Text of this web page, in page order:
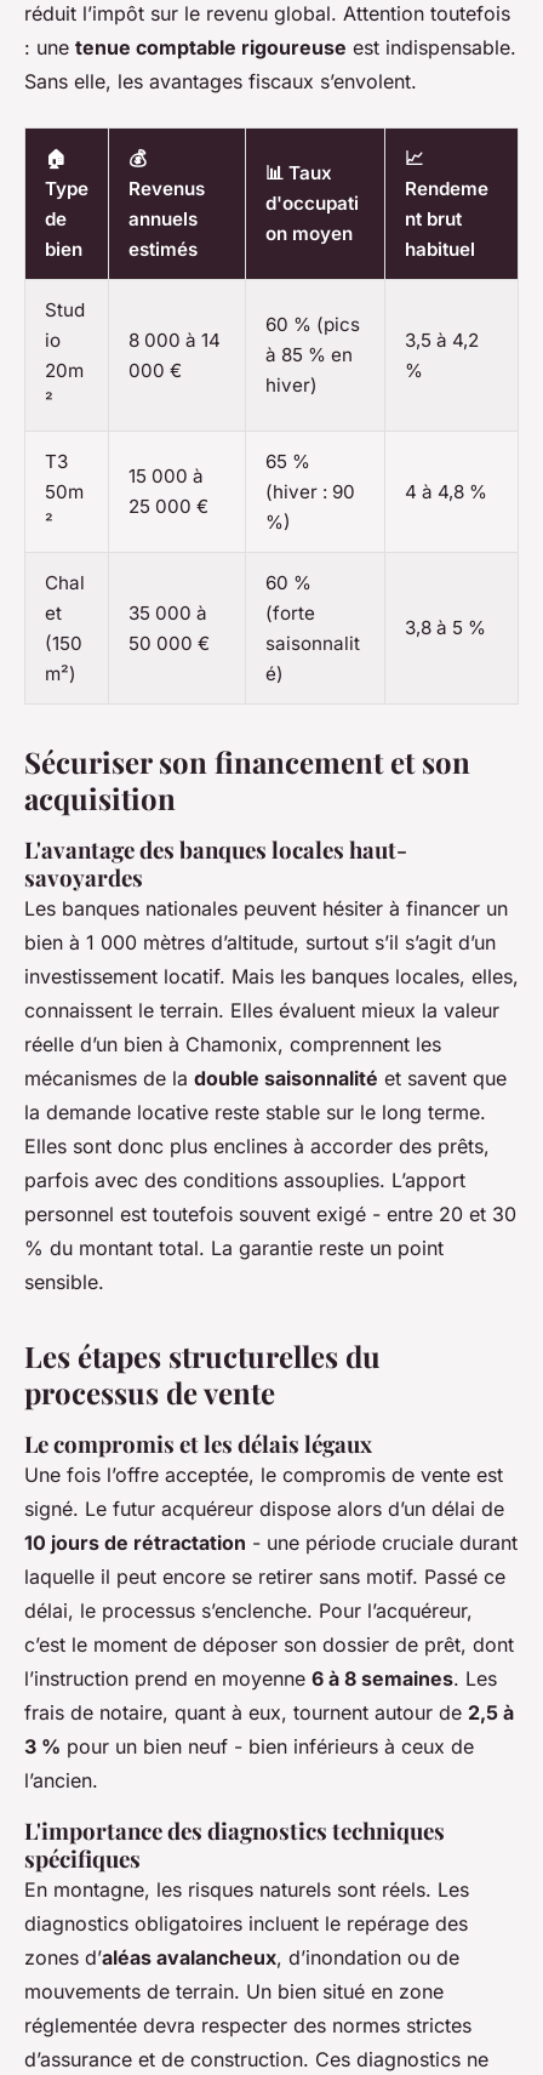
réduit l’impôt sur le revenu global. Attention toutefois
: une tenue comptable rigoureuse est indispensable.
Sans elle, les avantages fiscaux s’envolent.
🏠
Type
de
bien
💰
Revenus
annuels
estimés
📊 Taux
d'occupati
on moyen
📈
Rendeme
nt brut
habituel
Stud
io
20m
²
8 000 à 14
000 €
60 % (pics
à 85 % en
hiver)
3,5 à 4,2
%
T3
50m
²
15 000 à
25 000 €
65 %
(hiver : 90
%)
4 à 4,8 %
Chal
et
(150
m²)
35 000 à
50 000 €
60 %
(forte
saisonnalit
é)
3,8 à 5 %
Sécuriser son financement et son
acquisition
L'avantage des banques locales haut-
savoyardes
Les banques nationales peuvent hésiter à financer un
bien à 1 000 mètres d’altitude, surtout s’il s’agit d’un
investissement locatif. Mais les banques locales, elles,
connaissent le terrain. Elles évaluent mieux la valeur
réelle d’un bien à Chamonix, comprennent les
mécanismes de la double saisonnalité et savent que
la demande locative reste stable sur le long terme.
Elles sont donc plus enclines à accorder des prêts,
parfois avec des conditions assouplies. L’apport
personnel est toutefois souvent exigé - entre 20 et 30
% du montant total. La garantie reste un point
sensible.
Les étapes structurelles du
processus de vente
Le compromis et les délais légaux
Une fois l’offre acceptée, le compromis de vente est
signé. Le futur acquéreur dispose alors d’un délai de
10 jours de rétractation - une période cruciale durant
laquelle il peut encore se retirer sans motif. Passé ce
délai, le processus s’enclenche. Pour l’acquéreur,
c’est le moment de déposer son dossier de prêt, dont
l’instruction prend en moyenne 6 à 8 semaines. Les
frais de notaire, quant à eux, tournent autour de 2,5 à
3 % pour un bien neuf - bien inférieurs à ceux de
l’ancien.
L'importance des diagnostics techniques
spécifiques
En montagne, les risques naturels sont réels. Les
diagnostics obligatoires incluent le repérage des
zones d’aléas avalancheux, d’inondation ou de
mouvements de terrain. Un bien situé en zone
réglementée devra respecter des normes strictes
d’assurance et de construction. Ces diagnostics ne